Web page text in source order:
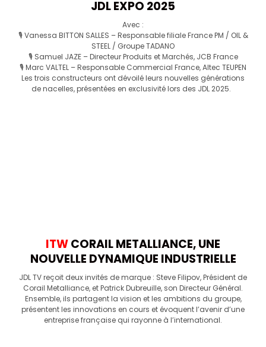
JDL EXPO 2025
Avec :
🎙️ Vanessa BITTON SALLES – Responsable filiale France PM / OIL &
STEEL / Groupe TADANO
🎙️ Samuel JAZE – Directeur Produits et Marchés, JCB France
🎙️ Marc VALTEL – Responsable Commercial France, Altec TEUPEN
Les trois constructeurs ont dévoilé leurs nouvelles générations
de nacelles, présentées en exclusivité lors des JDL 2025.
ITWCORAIL METALLIANCE, UNE
NOUVELLE DYNAMIQUE INDUSTRIELLE
JDL TV reçoit deux invités de marque : Steve Filipov, Président de
Corail Metalliance, et Patrick Dubreuille, son Directeur Général.
Ensemble, ils partagent la vision et les ambitions du groupe,
présentent les innovations en cours et évoquent l’avenir d’une
entreprise française qui rayonne à l’international.